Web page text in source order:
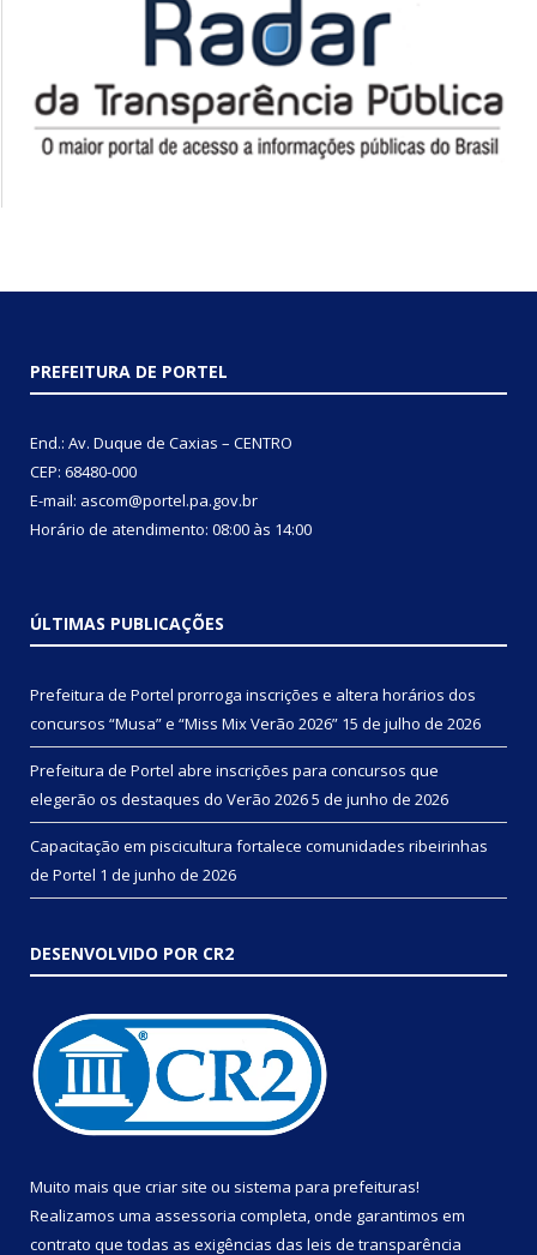
PREFEITURA DE PORTEL
End.: Av. Duque de Caxias – CENTRO
CEP: 68480-000
E-mail: ascom@portel.pa.gov.br
Horário de atendimento: 08:00 às 14:00
ÚLTIMAS PUBLICAÇÕES
Prefeitura de Portel prorroga inscrições e altera horários dos
concursos “Musa” e “Miss Mix Verão 2026” 15 de julho de 2026
Prefeitura de Portel abre inscrições para concursos que
elegerão os destaques do Verão 20265 de junho de 2026
Capacitação em piscicultura fortalece comunidades ribeirinhas
de Portel 1 de junho de 2026
DESENVOLVIDO POR CR2
Muito mais que criar site ou sistema para prefeituras!
Realizamos uma assessoria completa, onde garantimos em
contrato que todas as exigências das leis de transparência